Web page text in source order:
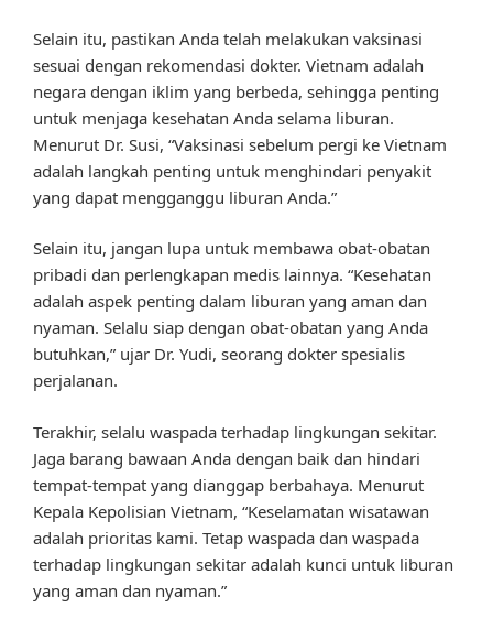
Selain itu, pastikan Anda telah melakukan vaksinasi
sesuai dengan rekomendasi dokter. Vietnam adalah
negara dengan iklim yang berbeda, sehingga penting
untuk menjaga kesehatan Anda selama liburan.
Menurut Dr. Susi, “Vaksinasi sebelum pergi ke Vietnam
adalah langkah penting untuk menghindari penyakit
yang dapat mengganggu liburan Anda.”
Selain itu, jangan lupa untuk membawa obat-obatan
pribadi dan perlengkapan medis lainnya. “Kesehatan
adalah aspek penting dalam liburan yang aman dan
nyaman. Selalu siap dengan obat-obatan yang Anda
butuhkan,” ujar Dr. Yudi, seorang dokter spesialis
perjalanan.
Terakhir, selalu waspada terhadap lingkungan sekitar.
Jaga barang bawaan Anda dengan baik dan hindari
tempat-tempat yang dianggap berbahaya. Menurut
Kepala Kepolisian Vietnam, “Keselamatan wisatawan
adalah prioritas kami. Tetap waspada dan waspada
terhadap lingkungan sekitar adalah kunci untuk liburan
yang aman dan nyaman.”